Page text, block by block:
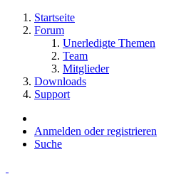
Startseite
Forum
Unerledigte Themen
Team
Mitglieder
Downloads
Support
Anmelden oder registrieren
Suche